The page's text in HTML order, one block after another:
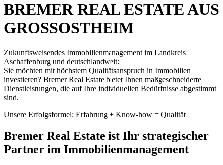
BREMER REAL ESTATE AUS
GROSSOSTHEIM
Zukunftsweisendes Immobilienmanagement im Landkreis
Aschaffenburg und deutschlandweit:
Sie möchten mit höchstem Qualitätsanspruch in Immobilien
investieren? Bremer Real Estate bietet Ihnen maßgeschneiderte
Dienstleistungen, die auf Ihre individuellen Bedürfnisse abgestimmt
sind.
Unsere Erfolgsformel: Erfahrung + Know-how = Qualität
Bremer Real Estate ist Ihr strategischer
Partner im Immobilienmanagement